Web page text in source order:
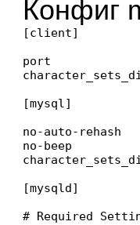
Конфиг
[client]
port		                    = %mysqlport%
[mysql]
no-auto-rehash
no-beep
[mysqld]
# Required